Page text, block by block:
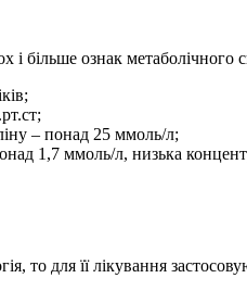
і більше ознак метаболічного
– понад 25 ммоль/л;
1,7 ммоль/л, низька
то для її лікування